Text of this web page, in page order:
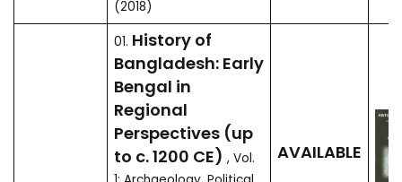
(Editor) (2018)
American Trade
in Bengal
by Sirajul Islam (2018)